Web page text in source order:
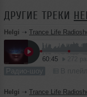
ДРУГИЕ ТРЕКИ
Helgi ➝ Trance Life
60:45
Радио-шоу
Helgi ➝ Trance Life